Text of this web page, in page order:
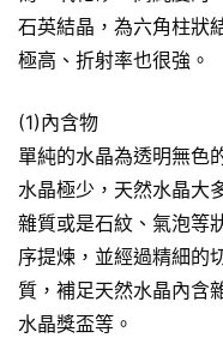
石英結晶，為六角柱狀
極高、折射率也很強。
(1)內含物
單純的水晶為透明無色
水晶極少，天然水晶大
雜質或是石紋、氣泡等
序提煉，並經過精細的
質，補足天然水晶內含
水晶獎盃等。